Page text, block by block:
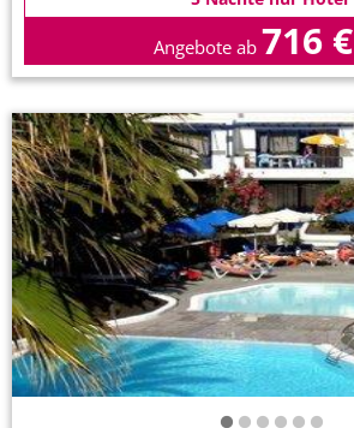
Angebote ab 716 €